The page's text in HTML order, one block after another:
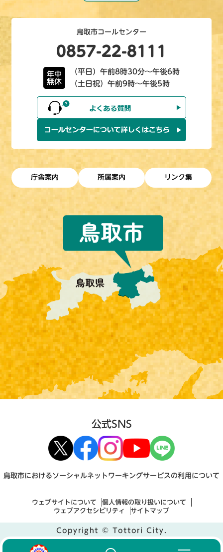
鳥取市コールセンター
0857-22-8111
年中
無休
（平日）午前8時30分～午後6時
（土日祝）午前9時～午後5時
庁舎案内 所属案内 リンク集
公式SNS
鳥取市におけるソーシャルネットワーキングサービスの利用について
ウェブサイトについて
個人情報の取り扱いについて
ウェブアクセシビリティ
サイトマップ
Copyright © Tottori City.